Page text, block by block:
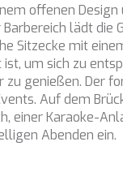
offenen
lädt die
Sitzecke mit
um sich zu
genießen. Der
Auf dem
einer Karaoke-
Abenden ein.